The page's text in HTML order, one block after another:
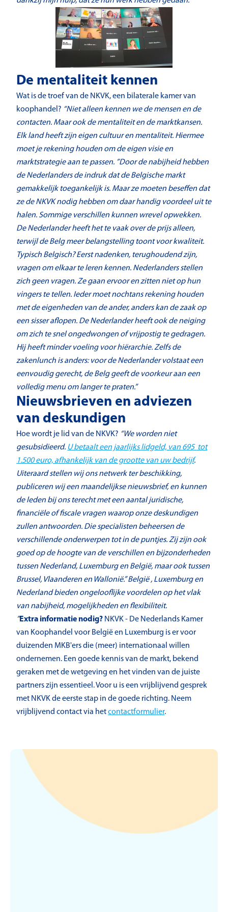
De mentaliteit kennen
Wat is de troef van de NKVK, een bilaterale kamer van
koophandel? “Niet alleen kennen we de mensen en de
contacten. Maar ook de mentaliteit en de marktkansen.
Elk land heeft zijn eigen cultuur en mentaliteit. Hiermee
moet je rekening houden om de eigen visie en
marktstrategie aan te passen. ”Door de nabijheid hebben
de Nederlanders de indruk dat de Belgische markt
gemakkelijk toegankelijk is. Maar ze moeten beseffen dat
ze de NKVK nodig hebben om daar handig voordeel uit te
halen. Sommige verschillen kunnen wrevel opwekken.
De Nederlander heeft het te vaak over de prijs alleen,
terwijl de Belg meer belangstelling toont voor kwaliteit.
Typisch Belgisch? Eerst nadenken, terughoudend zijn,
vragen om elkaar te leren kennen. Nederlanders stellen
zich geen vragen. Ze gaan ervoor en zitten niet op hun
vingers te tellen. Ieder moet nochtans rekening houden
met de eigenheden van de ander, anders kan de zaak op
een sisser aflopen. De Nederlander heeft ook de neiging
om zich te snel ongedwongen of vrijpostig te gedragen.
Hij heeft minder voeling voor hiërarchie. Zelfs de
zakenlunch is anders: voor de Nederlander volstaat een
eenvoudig gerecht, de Belg geeft de voorkeur aan een
volledig menu om langer te praten.”
Nieuwsbrieven en adviezen
van deskundigen
Hoe wordt je lid van de NKVK? “We worden niet
gesubsidieerd. U betaalt een jaarlijks lidgeld, van 695 tot
1.500 euro, afhankelijk van de grootte van uw bedrijf.
Uiteraard stellen wij ons netwerk ter beschikking,
publiceren wij een maandelijkse nieuwsbrief, en kunnen
de leden bij ons terecht met een aantal juridische,
financiële of fiscale vragen waarop onze deskundigen
zullen antwoorden. Die specialisten beheersen de
verschillende onderwerpen tot in de puntjes. Zij zijn ook
goed op de hoogte van de verschillen en bijzonderheden
tussen Nederland, Luxemburg en België, maar ook tussen
Brussel, Vlaanderen en Wallonië.” België , Luxemburg en
Nederland bieden ongelooflijke voordelen op het vlak
van nabijheid, mogelijkheden en flexibiliteit.
”Extra informatie nodig? NKVK - De Nederlands Kamer
van Koophandel voor België en Luxemburg is er voor
duizenden MKB'ers die (meer) internationaal willen
ondernemen. Een goede kennis van de markt, bekend
geraken met de wetgeving en het vinden van de juiste
partners zijn essentieel. Voor u is een vrijblijvend gesprek
met NKVK de eerste stap in de goede richting. Neem
vrijblijvend contact via hetcontactformulier.